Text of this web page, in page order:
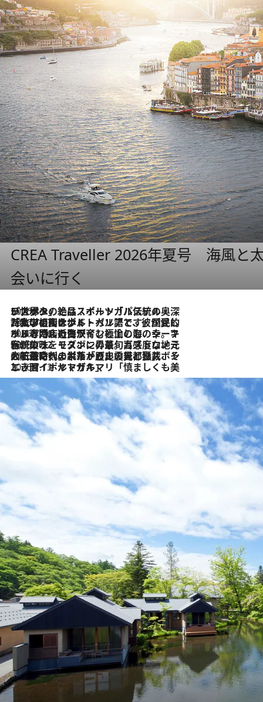
CREA Traveller 2026年夏号 海風と
会いに行く
2026.8.8
リスボンの絶品スイーツ「パステル・デ・ナタ」とは？ポルトガル伝統の奥深い世界へ
2026.7.27
「私の祖国はポルトガル語です」国民的詩人フェルナンド・ペソアと、彼が愛した文学の街を歩く
2026.7.26
ポルトガル近海が育む極上の海の幸。キリリと冷えた白ワインと愉しむ、シーフード専門店の贅沢
2026.7.22
伝統の味をモダンに昇華。高感度な地元客が集う、リスボンの最旬ガストロノミー
2026.7.21
大航海時代の栄華から、震災、独裁、そして革命へ。ポルトガル・首都リスボンの石畳に刻まれた「歴史の光と影」
2026.7.13
エッセイ・ヤマザキマリ「慎ましくも美しき国 ポルトガル」